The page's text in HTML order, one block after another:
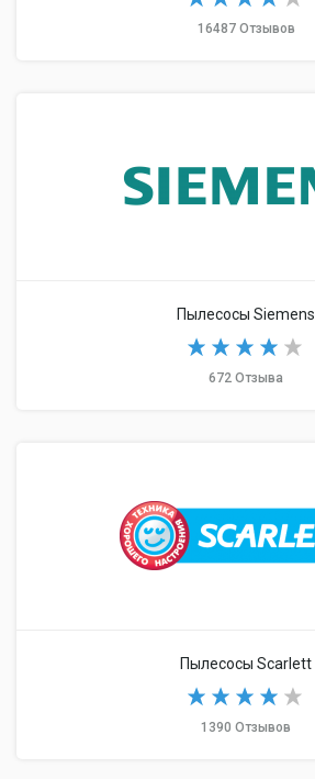
16487 Отзывов
Пылесосы Siemens
672 Отзыва
Пылесосы Scarlett
1390 Отзывов